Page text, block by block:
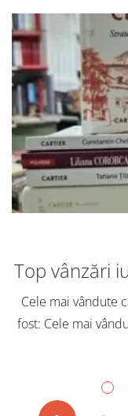
Top vânzări
Cele mai vândute
fost: Cele mai